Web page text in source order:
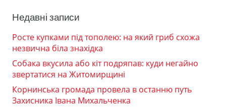
Недавні записи
Росте купками під тополею: на який гриб схожа
незвична біла знахідка
Собака вкусила або кіт подряпав: куди негайно
звертатися на Житомирщині
Корнинська громада провела в останню путь
Захисника Івана Михальченка